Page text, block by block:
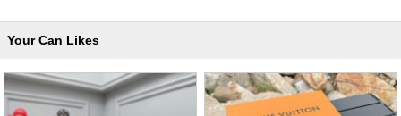
Your Can Likes